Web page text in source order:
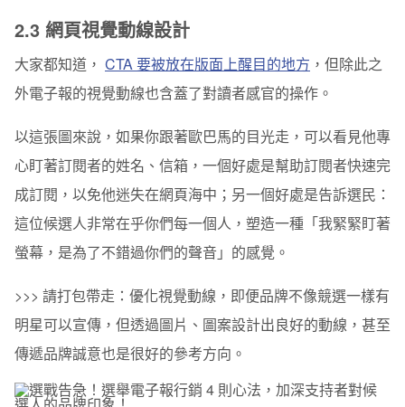
2.3 網頁視覺動線設計
大家都知道， CTA 要被放在版面上醒目的地方 ，但除此之
外電子報的視覺動線也含蓋了對讀者感官的操作。
以這張圖來說，如果你跟著歐巴馬的目光走，可以看見他專
心盯著訂閱者的姓名、信箱，一個好處是幫助訂閱者快速完
成訂閱，以免他迷失在網頁海中；另一個好處是告訴選民：
這位候選人非常在乎你們每一個人，塑造一種「我緊緊盯著
螢幕，是為了不錯過你們的聲音」的感覺。
>>> 請打包帶走： 優化視覺動線，即便品牌不像競選一樣有
明星可以宣傳，但透過圖片、圖案設計出良好的動線，甚至
傳遞品牌誠意也是很好的參考方向。